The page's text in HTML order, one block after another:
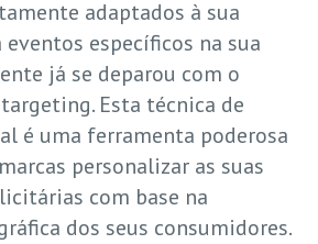
adaptados à sua
específicos na sua
já se deparou com o
Esta técnica de
é uma ferramenta poderosa
personalizar as suas
com base na
dos seus consumidores.